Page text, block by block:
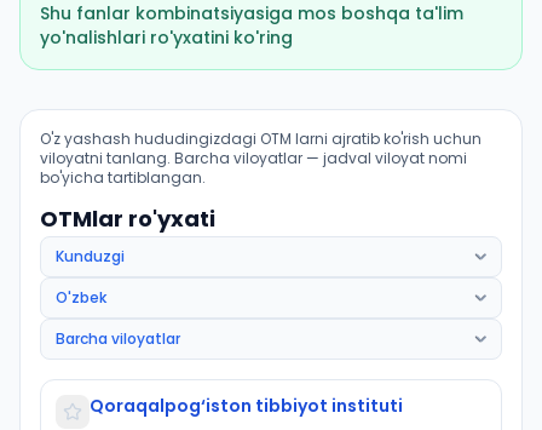
Shu fanlar kombinatsiyasiga mos boshqa ta'lim
yo'nalishlari ro'yxatini ko'ring
Davolash ishi (Qoʻngʻirot tumani): OTM lar bo'yicha
O'z yashash hududingizdagi OTM larni ajratib ko'rish uchun
viloyatni tanlang. Barcha viloyatlar — jadval viloyat nomi
bo'yicha tartiblangan.
OTMlar ro'yxati
Qoraqalpog‘iston tibbiyot instituti